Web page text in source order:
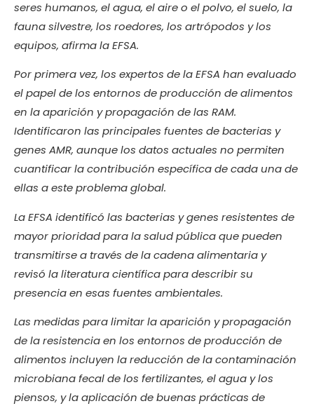
seres humanos, el agua, el aire o el polvo, el suelo, la
fauna silvestre, los roedores, los artrópodos y los
equipos, afirma la EFSA.
Por primera vez, los expertos de la EFSA han evaluado
el papel de los entornos de producción de alimentos
en la aparición y propagación de las RAM.
Identificaron las principales fuentes de bacterias y
genes AMR, aunque los datos actuales no permiten
cuantificar la contribución específica de cada una de
ellas a este problema global.
La EFSA identificó las bacterias y genes resistentes de
mayor prioridad para la salud pública que pueden
transmitirse a través de la cadena alimentaria y
revisó la literatura científica para describir su
presencia en esas fuentes ambientales.
Las medidas para limitar la aparición y propagación
de la resistencia en los entornos de producción de
alimentos incluyen la reducción de la contaminación
microbiana fecal de los fertilizantes, el agua y los
piensos, y la aplicación de buenas prácticas de